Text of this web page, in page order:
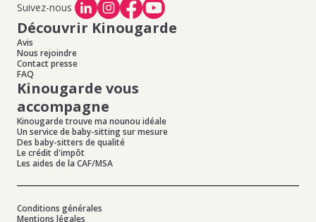
Suivez-nous
Découvrir Kinougarde
Avis
Nous rejoindre
Contact presse
FAQ
Kinougarde vous
accompagne
Kinougarde trouve ma nounou idéale
Un service de baby-sitting sur mesure
Des baby-sitters de qualité
Le crédit d'impôt
Les aides de la CAF/MSA
Conditions générales
Mentions légales